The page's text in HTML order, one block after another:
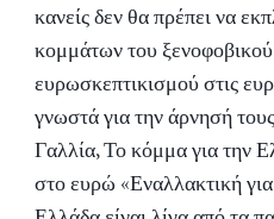
κανείς δεν θα πρέπει να
κομμάτων του
ευρωσκεπτικισμού στις
γνωστά για την άρνησή
Γαλλία, Το κόμμα για την
στο ευρώ «Εναλλακτική